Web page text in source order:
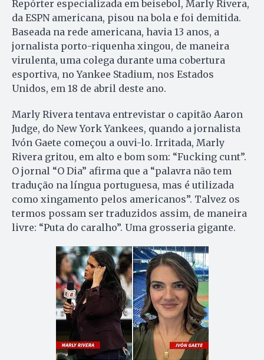
Repórter especializada em beisebol, Marly Rivera,
da ESPN americana, pisou na bola e foi demitida.
Baseada na rede americana, havia 13 anos, a
jornalista porto-riquenha xingou, de maneira
virulenta, uma colega durante uma cobertura
esportiva, no Yankee Stadium, nos Estados
Unidos, em 18 de abril deste ano.
Marly Rivera tentava entrevistar o capitão Aaron
Judge, do New York Yankees, quando a jornalista
Ivón Gaete começou a ouvi-lo. Irritada, Marly
Rivera gritou, em alto e bom som: “Fucking cunt”.
O jornal “O Dia” afirma que a “palavra não tem
tradução na língua portuguesa, mas é utilizada
como xingamento pelos americanos”. Talvez os
termos possam ser traduzidos assim, de maneira
livre: “Puta do caralho”. Uma grosseria gigante.